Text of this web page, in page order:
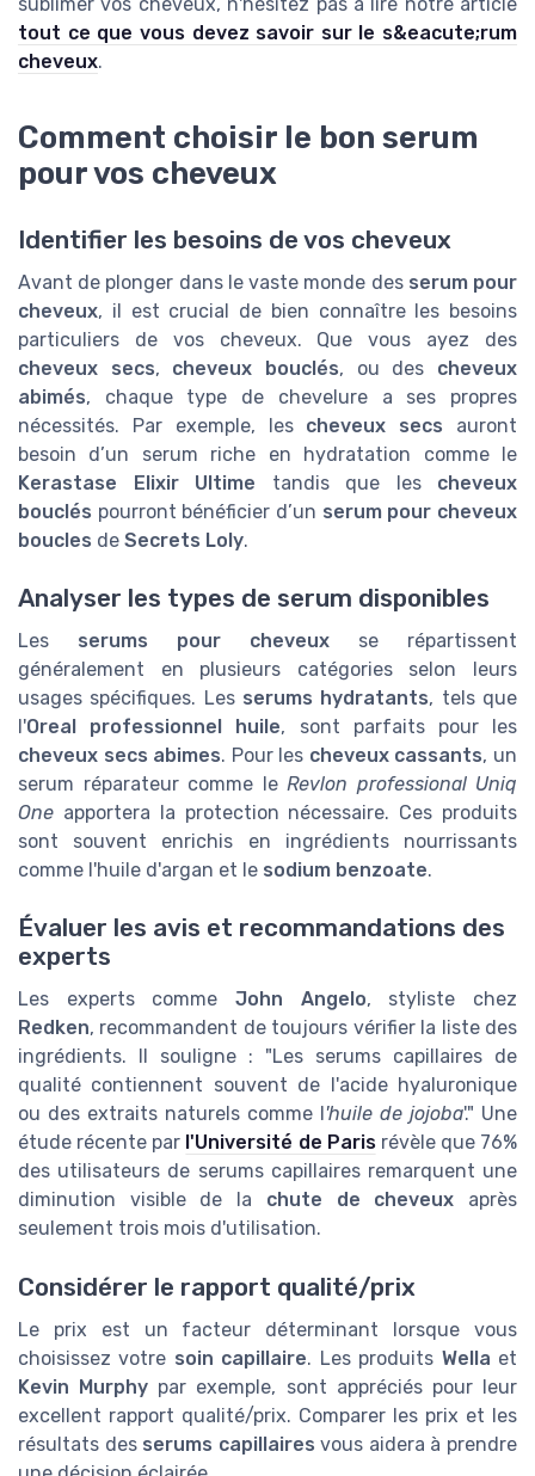
tout ce que vous devez savoir sur le s&eacute;rum
cheveux.
Comment choisir le bon serum
pour vos cheveux
Identifier les besoins de vos cheveux
Avant de plonger dans le vaste monde des serum pour
cheveux, il est crucial de bien connaître les besoins
particuliers de vos cheveux. Que vous ayez des
cheveux secs, cheveux bouclés, ou des cheveux
abimés, chaque type de chevelure a ses propres
nécessités. Par exemple, les cheveux secs auront
besoin d’un serum riche en hydratation comme le
Kerastase Elixir Ultime tandis que les cheveux
bouclés pourront bénéficier d’un serum pour cheveux
boucles de Secrets Loly.
Analyser les types de serum disponibles
Les serums pour cheveux se répartissent
généralement en plusieurs catégories selon leurs
usages spécifiques. Les serums hydratants, tels que
l'Oreal professionnel huile, sont parfaits pour les
cheveux secs abimes. Pour les cheveux cassants, un
serum réparateur comme le Revlon professional Uniq
One apportera la protection nécessaire. Ces produits
sont souvent enrichis en ingrédients nourrissants
comme l'huile d'argan et le sodium benzoate.
Évaluer les avis et recommandations des
experts
Les experts comme John Angelo, styliste chez
Redken, recommandent de toujours vérifier la liste des
ingrédients. Il souligne : "Les serums capillaires de
qualité contiennent souvent de l'acide hyaluronique
ou des extraits naturels comme l
'huile de jojoba'." Une
étude récente par l'Université de Parisrévèle que 76%
des utilisateurs de serums capillaires remarquent une
diminution visible de la chute de cheveux après
seulement trois mois d'utilisation.
Considérer le rapport qualité/prix
Le prix est un facteur déterminant lorsque vous
choisissez votre soin capillaire. Les produits Wella et
Kevin Murphy par exemple, sont appréciés pour leur
excellent rapport qualité/prix. Comparer les prix et les
résultats des serums capillaires vous aidera à prendre